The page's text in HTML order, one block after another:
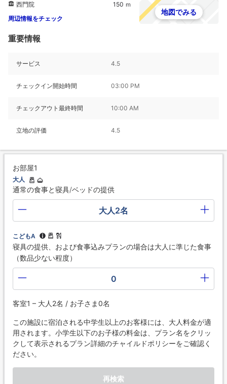
西門院
150 ｍ
周辺情報をチェック
地図でみる
重要情報
サービス 4.5
チェックイン開始時間 03:00 PM
チェックアウト最終時間 10:00 AM
立地の評価 4.5
お部屋1
大人
通常の食事と寝具/ベッドの提供
大人2名
こどもA
寝具の提供、および食事込みプランの場合は大人に準じた食事
（数品少ない程度）
0
客室1 – 大人2名 / お子さま0名
この施設に宿泊される中学生以上のお客様には、大人料金が適
用されます。小学生以下のお子様の料金は、プラン名をクリッ
クして表示されるプラン詳細のチャイルドポリシーをご確認く
ださい。
再検索